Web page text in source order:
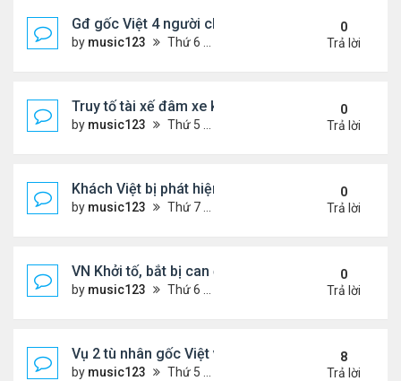
Gđ gốc Việt 4 người chết ở Canada năm 2023...
by music123 Thứ 6 Tháng 2 06, 2026 6:09 pm
0
Trả lời
Truy tố tài xế đâm xe khiến hai anh em song sinh
by music123 Thứ 5 Tháng 2 05, 2026 7:04 pm
0
Trả lời
Khách Việt bị phát hiện giấu hạt giống rau trong
by music123 Thứ 7 Tháng 1 31, 2026 3:54 pm
0
Trả lời
VN Khởi tố, bắt bị can để tạm giam đối với
by music123 Thứ 6 Tháng 1 30, 2026 7:20 am
0
Trả lời
Vụ 2 tù nhân gốc Việt vượt ngục ly kỳ
by music123 Thứ 5 Tháng 1 29, 2026 6:49 pm
8
Trả lời